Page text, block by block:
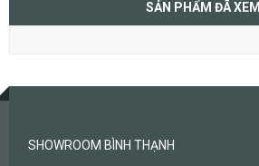
SẢN PHẨM ĐÃ XEM
SHOWROOM BÌNH THẠNH